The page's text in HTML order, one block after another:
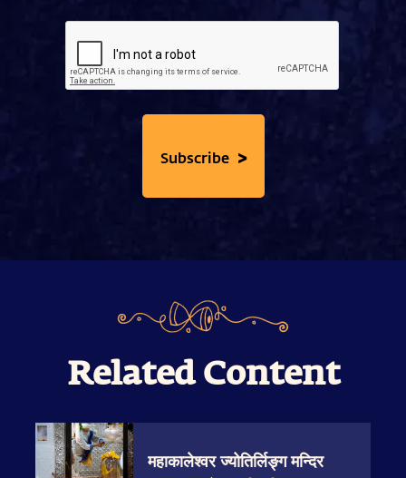
Subscribe >
Related Content
महाकालेश्वर ज्योतिर्लिङ्ग मन्दिर